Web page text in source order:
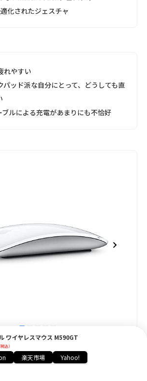
化されたジェスチャ
れやすい
ッド派な自分にとって、どうしても直
ルによる充電があまりにも不恰好
0 1 2 3
4
ワイヤレスマウス M590GT
税込）
楽天市場 Yahoo!